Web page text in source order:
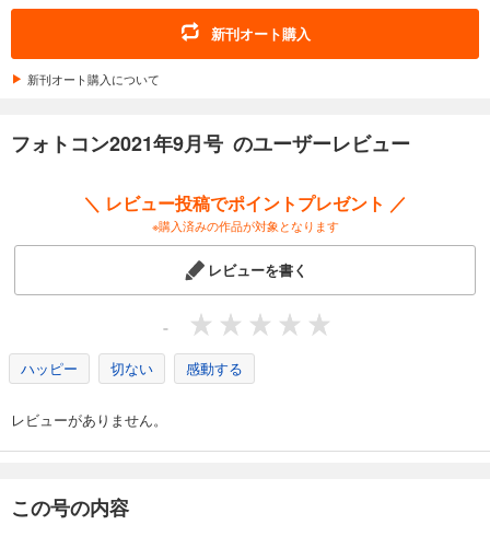
フォトコン2025年9月号
1,048円 (税込)
あらすじを表示する
1,048円 (税込)
あらすじを表示する
フォトコン2025年7月号
1,048円 (税込)
あらすじを表示する
フォトコン2025年6月号
新刊オート購入
新刊オート購入について
フォトコン2021年9月号 のユーザーレビュー
＼ レビュー投稿でポイントプレゼント ／
※購入済みの作品が対象となります
レビューを書く
-
ハッピー 切ない 感動する
レビューがありません。
この号の内容